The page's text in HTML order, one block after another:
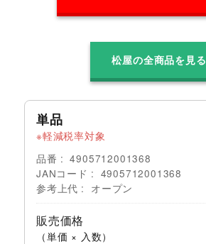
松屋の全商品を見る
単品
軽減税率対象
品番
4905712001368
JANコード
4905712001368
参考上代
オープン
販売価格
（単価 × 入数）